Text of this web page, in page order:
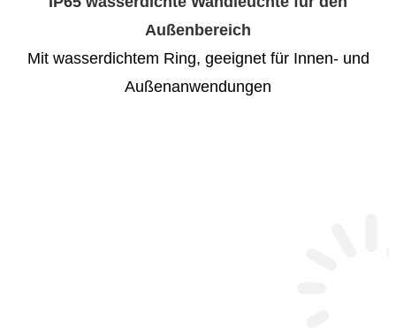
Außenbereich
Mit wasserdichtem Ring, geeignet für Innen- und
Außenanwendungen